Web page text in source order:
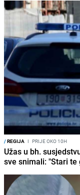
/REGIJA I PRIJE OKO 10H
Užas u bh.
sve snimali: "Stari te